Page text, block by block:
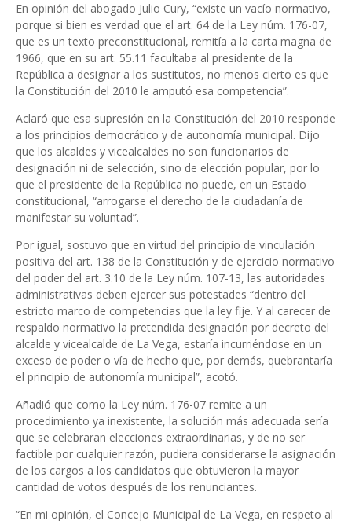
En opinión del abogado Julio Cury, “existe un vacío normativo,
porque si bien es verdad que el art. 64 de la Ley núm. 176-07,
que es un texto preconstitucional, remitía a la carta magna de
1966, que en su art. 55.11 facultaba al presidente de la
República a designar a los sustitutos, no menos cierto es que
la Constitución del 2010 le amputó esa competencia”.
Aclaró que esa supresión en la Constitución del 2010 responde
a los principios democrático y de autonomía municipal. Dijo
que los alcaldes y vicealcaldes no son funcionarios de
designación ni de selección, sino de elección popular, por lo
que el presidente de la República no puede, en un Estado
constitucional, “arrogarse el derecho de la ciudadanía de
manifestar su voluntad”.
Por igual, sostuvo que en virtud del principio de vinculación
positiva del art. 138 de la Constitución y de ejercicio normativo
del poder del art. 3.10 de la Ley núm. 107-13, las autoridades
administrativas deben ejercer sus potestades “dentro del
estricto marco de competencias que la ley fije. Y al carecer de
respaldo normativo la pretendida designación por decreto del
alcalde y vicealcalde de La Vega, estaría incurriéndose en un
exceso de poder o vía de hecho que, por demás, quebrantaría
el principio de autonomía municipal”, acotó.
Añadió que como la Ley núm. 176-07 remite a un
procedimiento ya inexistente, la solución más adecuada sería
que se celebraran elecciones extraordinarias, y de no ser
factible por cualquier razón, pudiera considerarse la asignación
de los cargos a los candidatos que obtuvieron la mayor
cantidad de votos después de los renunciantes.
“En mi opinión, el Concejo Municipal de La Vega, en respeto al